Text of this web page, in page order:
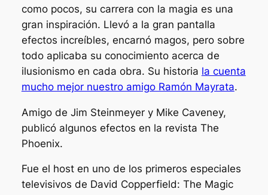
como pocos, su carrera con la magia es una
gran inspiración. Llevó a la gran pantalla
efectos increíbles, encarnó magos, pero sobre
todo aplicaba su conocimiento acerca de
ilusionismo en cada obra. Su historia la cuenta
mucho mejor nuestro amigo Ramón Mayrata.
Amigo de Jim Steinmeyer y Mike Caveney,
publicó algunos efectos en la revista The
Phoenix.
Fue el host en uno de los primeros especiales
televisivos de David Copperfield: The Magic